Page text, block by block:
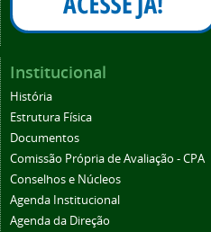
Institucional
História
Estrutura Física
Documentos
Comissão Própria de Avaliação - CPA
Conselhos e Núcleos
Agenda Institucional
Agenda da Direção